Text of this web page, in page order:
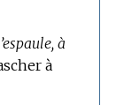
à
à